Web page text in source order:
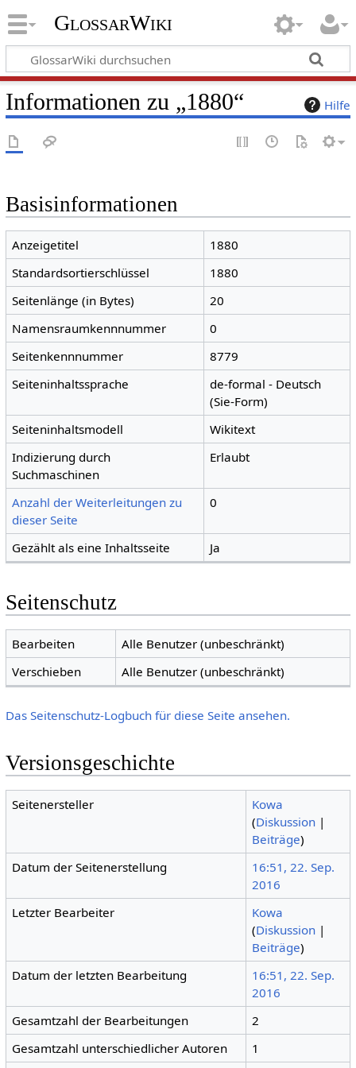
GlossarWiki
Hilfe
Informationen zu „1880“
Basisinformationen
Anzeigetitel
1880
Standardsortierschlüssel
1880
Seitenlänge (in Bytes)
20
Namensraumkennnummer
0
Seitenkennnummer
8779
Seiteninhaltssprache
de-formal - Deutsch
(Sie-Form)
Seiteninhaltsmodell
Wikitext
Indizierung durch
Suchmaschinen
Erlaubt
Anzahl der Weiterleitungen zu
dieser Seite
0
Gezählt als eine Inhaltsseite Ja
Seitenschutz
Bearbeiten
Alle Benutzer (unbeschränkt)
Verschieben
Alle Benutzer (unbeschränkt)
Das Seitenschutz-Logbuch für diese Seite ansehen.
Versionsgeschichte
Seitenersteller
Kowa
(Diskussion |
Beiträge)
Datum der Seitenerstellung
16:51, 22. Sep.
2016
Letzter Bearbeiter
Kowa
(Diskussion |
Beiträge)
Datum der letzten Bearbeitung
16:51, 22. Sep.
2016
Gesamtzahl der Bearbeitungen
2
Gesamtzahl unterschiedlicher Autoren
1